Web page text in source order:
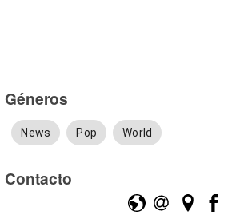
Géneros
News Pop World
Contacto